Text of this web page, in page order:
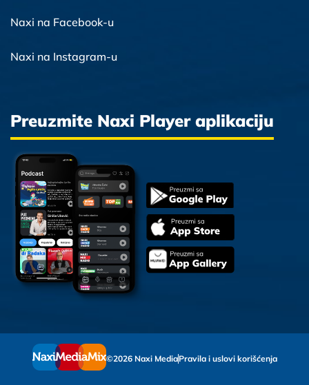
Naxi na Facebook-u
Naxi na Instagram-u
Preuzmite Naxi Player aplikaciju
©2026 Naxi MediaPravila i uslovi korišćenja